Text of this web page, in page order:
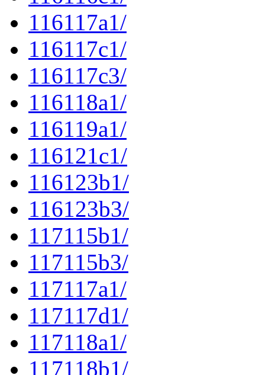
116117a1/
116117c1/
116117c3/
116118a1/
116119a1/
116121c1/
116123b1/
116123b3/
117115b1/
117115b3/
117117a1/
117117d1/
117118a1/
117118b1/